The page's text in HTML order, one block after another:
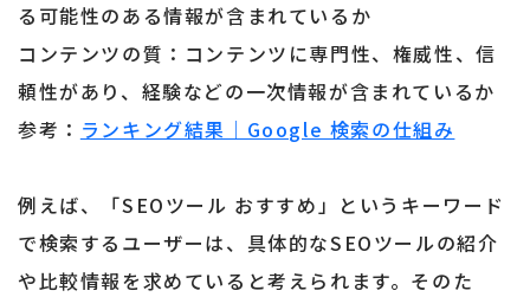
る可能性のある情報が含まれているか
コンテンツの質：コンテンツに専門性、権威性、信
頼性があり、経験などの一次情報が含まれているか
参考： ランキング結果｜Google 検索の仕組み
例えば、「SEOツール おすすめ」というキーワード
で検索するユーザーは、具体的なSEOツールの紹介
や比較情報を求めていると考えられます。そのた